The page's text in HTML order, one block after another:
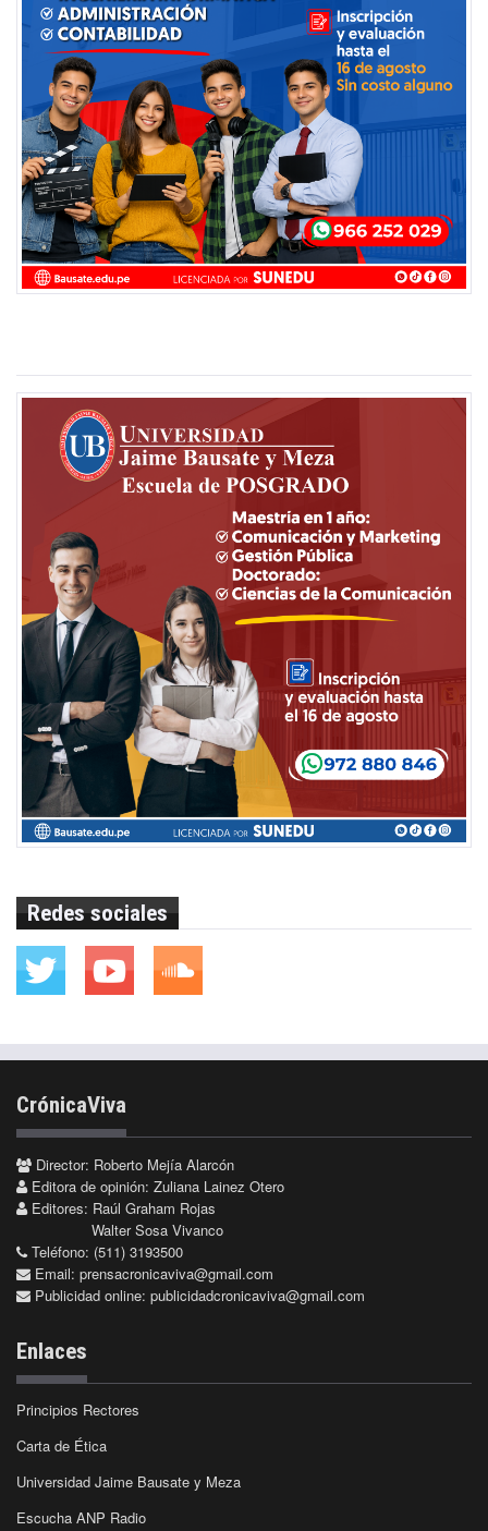
Redes sociales
CrónicaViva
Director: Roberto Mejía Alarcón
Editora de opinión: Zuliana Lainez Otero
Editores: Raúl Graham Rojas
Walter Sosa Vivanco
Teléfono: (511) 3193500
Email: prensacronicaviva@gmail.com
Publicidad online: publicidadcronicaviva@gmail.com
Enlaces
Principios Rectores
Carta de Ética
Universidad Jaime Bausate y Meza
Escucha ANP Radio